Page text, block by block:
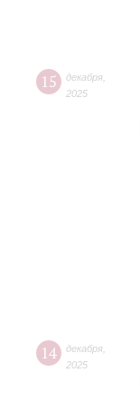
15 декабря
2025
14 декабря
2025